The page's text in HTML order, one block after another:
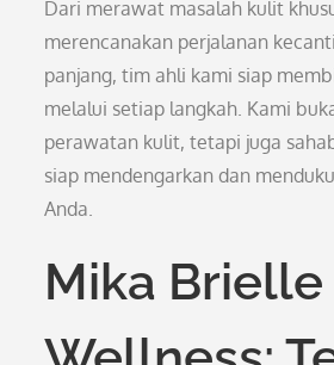
Dari merawat masalah kulit
merencanakan perjalanan
panjang, tim ahli kami siap
melalui setiap langkah. Kami
perawatan kulit, tetapi juga
siap mendengarkan dan
Anda.
Mika Brielle